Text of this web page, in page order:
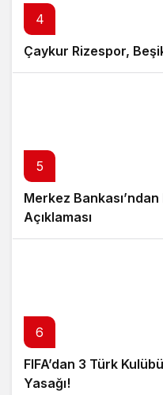
4
Çaykur Rizespor,
5
Merkez
Açıklaması
6
FIFA’dan 3 Türk
Yasağı!